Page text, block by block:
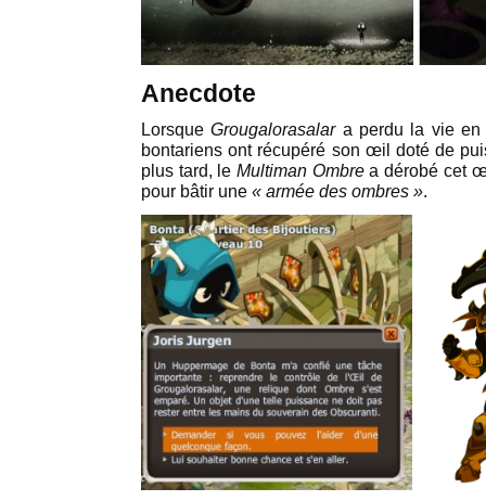
Anecdote
LorsqueGrougalorasalara perdu la vie en
bontariens ont récupéré son œil doté de
plus tard, leMultiman Ombrea dérobé cet
pour bâtir une « armée des ombres ».